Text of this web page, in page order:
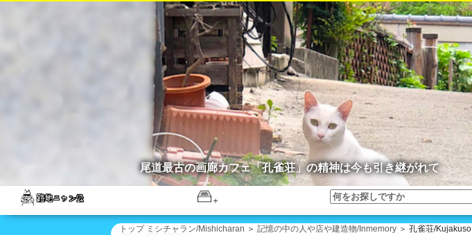
尾道最古の画廊カフェ「孔雀荘」の精神は今も引き継がれて
トップ ミシチャラン/Mishicharan ＞ 記憶の中の人や店や建造物/Inmemory ＞ 孔雀荘/Kujakuso